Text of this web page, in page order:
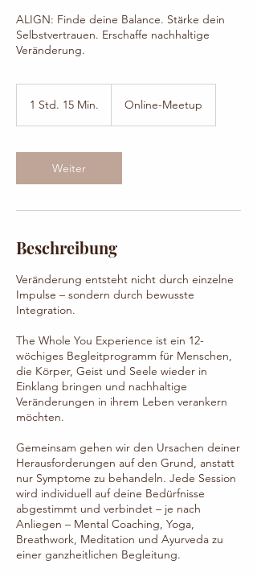
ALIGN: Finde deine Balance. Stärke dein
Selbstvertrauen. Erschaffe nachhaltige
Veränderung.
1 Std. 15 Min.
d
5
i
.
Online-Meetup
Weiter
Beschreibung
Veränderung entsteht nicht durch einzelne
Impulse – sondern durch bewusste
Integration.
The Whole You Experience ist ein 12-
wöchiges Begleitprogramm für Menschen,
die Körper, Geist und Seele wieder in
Einklang bringen und nachhaltige
Veränderungen in ihrem Leben verankern
möchten.
Gemeinsam gehen wir den Ursachen deiner
Herausforderungen auf den Grund, anstatt
nur Symptome zu behandeln. Jede Session
wird individuell auf deine Bedürfnisse
abgestimmt und verbindet – je nach
Anliegen – Mental Coaching, Yoga,
Breathwork, Meditation und Ayurveda zu
einer ganzheitlichen Begleitung.